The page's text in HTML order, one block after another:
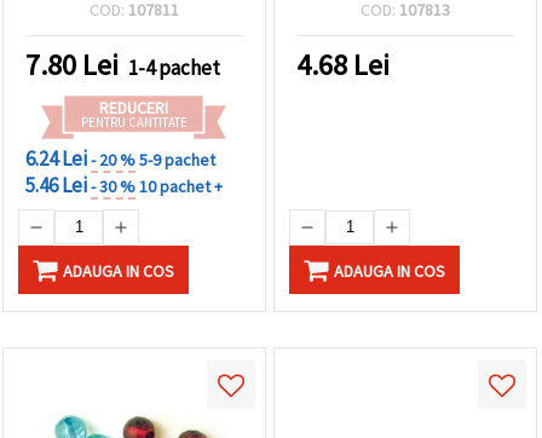
bijuterii handmade și
proiecte DIY creative
COD: 107811
7.80 Lei 1-4 pachet
REDUCERI
PENTRU CANTITATE
6.24 Lei- 20 %5-9 pachet
5.46 Lei- 30 %10 pachet +
ADAUGA IN COS
COD: 107813
4.68 Lei
ADAUGA IN COS